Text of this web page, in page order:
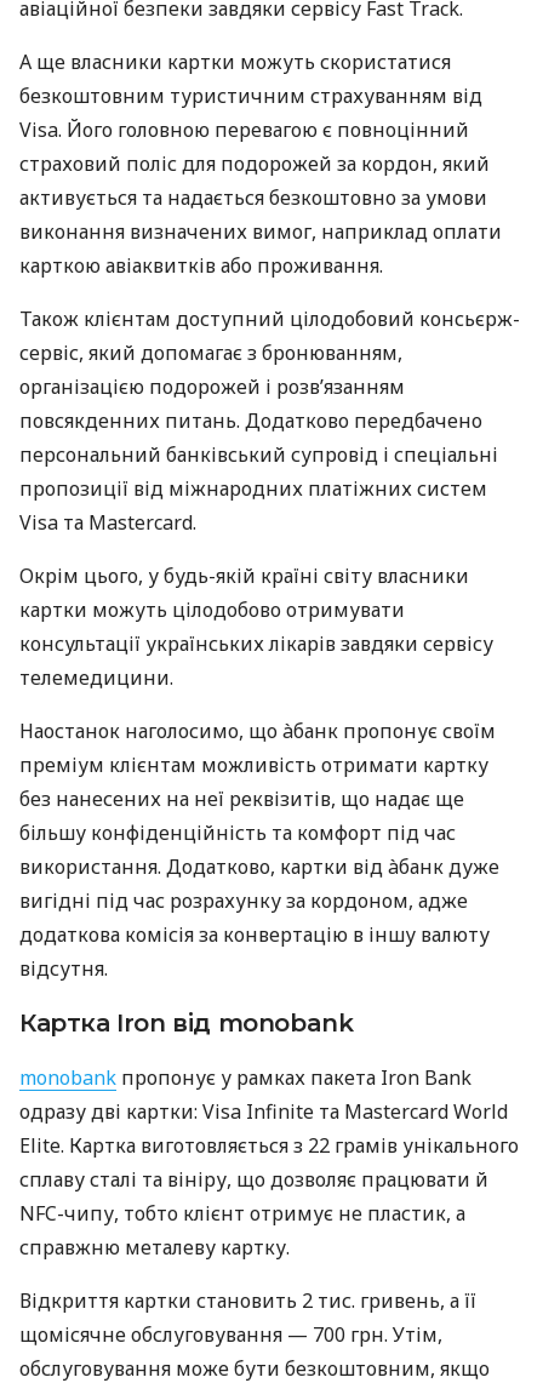
авіаційної безпеки завдяки сервісу Fast Track.
А ще власники картки можуть скористатися
безкоштовним туристичним страхуванням від
Visa. Його головною перевагою є повноцінний
страховий поліс для подорожей за кордон, який
активується та надається безкоштовно за умови
виконання визначених вимог, наприклад оплати
карткою авіаквитків або проживання.
Також клієнтам доступний цілодобовий консьєрж-
сервіс, який допомагає з бронюванням,
організацією подорожей і розв’язанням
повсякденних питань. Додатково передбачено
персональний банківський супровід і спеціальні
пропозиції від міжнародних платіжних систем
Visa та Mastercard.
Окрім цього, у будь-якій країні світу власники
картки можуть цілодобово отримувати
консультації українських лікарів завдяки сервісу
телемедицини.
Наостанок наголосимо, що àбанк пропонує своїм
преміум клієнтам можливість отримати картку
без нанесених на неї реквізитів, що надає ще
більшу конфіденційність та комфорт під час
використання. Додатково, картки від àбанк дуже
вигідні під час розрахунку за кордоном, адже
додаткова комісія за конвертацію в іншу валюту
відсутня.
Картка Iron від monobank
monobank пропонує у рамках пакета Iron Bank
одразу дві картки: Visa Infinite та Mastercard World
Elite. Картка виготовляється з 22 грамів унікального
сплаву сталі та вініру, що дозволяє працювати й
NFC-чипу, тобто клієнт отримує не пластик, а
справжню металеву картку.
Відкриття картки становить 2 тис. гривень, а її
щомісячне обслуговування — 700 грн. Утім,
обслуговування може бути безкоштовним, якщо